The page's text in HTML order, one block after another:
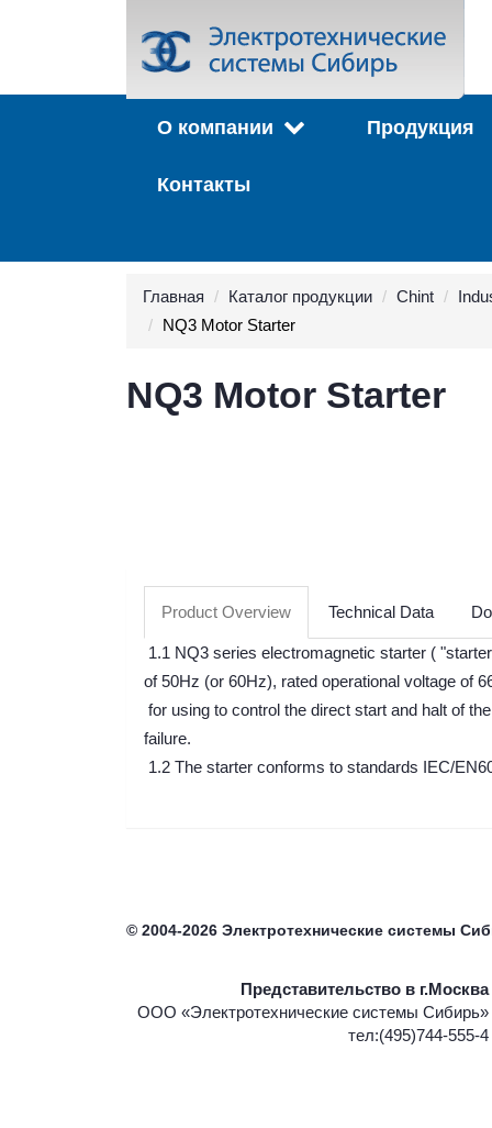
О компании Продукция
Контакты
Главная Каталог продукции Chint
NQ3 Motor Starter
NQ3 Motor Starter
Product Overview Technical Data
1.1 NQ3 series electromagnetic starter (
of 50Hz (or 60Hz), rated operational voltage of
for using to control the direct start and halt of
failure.
1.2 The starter conforms to standards IEC/
© 2004-2026 Электротехнические системы
Представительство в г.Москва
ООО «Электротехнические системы Сибирь»
тел:(495)744-555-4